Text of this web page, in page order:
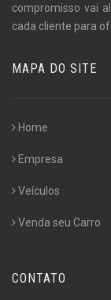
compromisso vai
cada cliente para
MAPA DO SITE
Home
Empresa
Veículos
Venda seu Carro
CONTATO